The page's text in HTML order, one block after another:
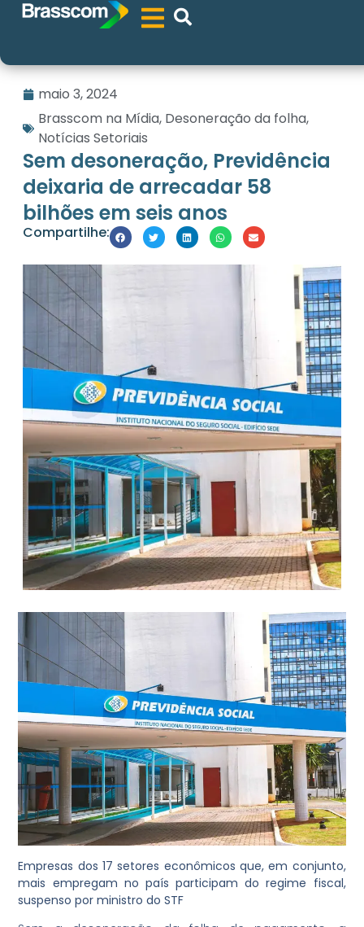
maio 3, 2024
Brasscom na Mídia, Desoneração da folha,
Notícias Setoriais
Sem desoneração, Previdência
deixaria de arrecadar 58
bilhões em seis anos
Compartilhe:
Empresas dos 17 setores econômicos que, em conjunto,
mais empregam no país participam do regime fiscal,
suspenso por ministro do STF